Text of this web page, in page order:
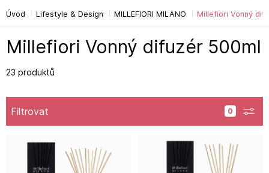
Úvod Lifestyle & Design MILLEFIORI MILANO Millefiori Vonný
Millefiori Vonný difuzér 500ml
23 produktů
Filtrovat